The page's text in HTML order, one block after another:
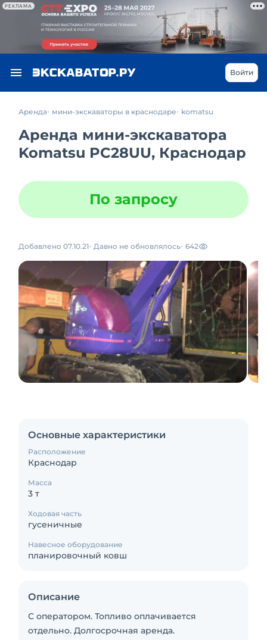
РЕКЛАМА
Войти
Аренда мини-экскаваторы в краснодаре komatsu
Аренда мини-экскаватора
Komatsu PC28UU, Краснодар
По запросу
Добавлено 07.10.21 Давно не обновлялось 642
Основные характеристики
Расположение
Краснодар
Масса
3 т
Ходовая часть
гусеничные
Навесное оборудование
планировочный ковш
Описание
С оператором. Топливо оплачивается
отдельно. Долгосрочная аренда.